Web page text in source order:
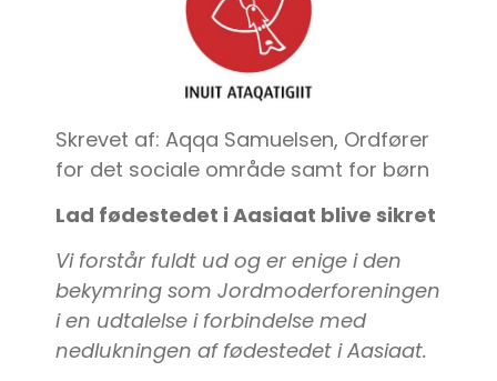
Skrevet af: Aqqa Samuelsen, Ordfører
for det sociale område samt for børn
Lad fødestedet i Aasiaat blive sikret
Vi forstår fuldt ud og er enige i den
bekymring som Jordmoderforeningen
i en udtalelse i forbindelse med
nedlukningen af fødestedet i Aasiaat.